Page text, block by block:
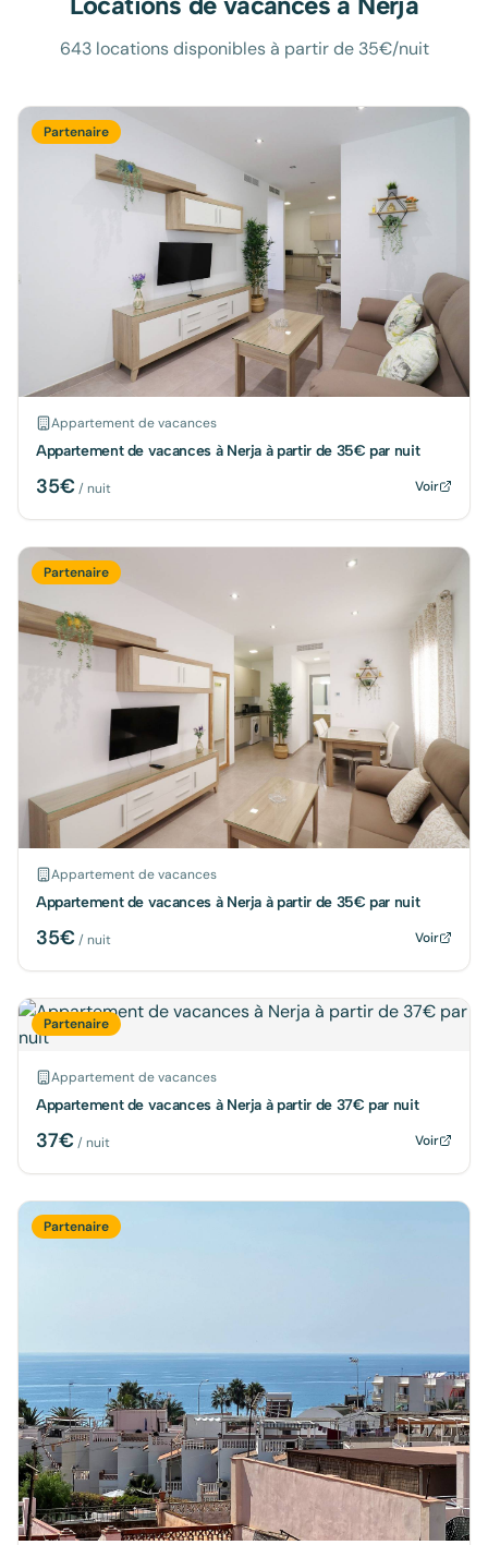
643 locations disponibles à partir de 35€/nuit
Partenaire
Appartement de vacances
Appartement de vacances à Nerja à partir de 35€ par nuit
35€/ nuit Voir
Partenaire
Appartement de vacances
Appartement de vacances à Nerja à partir de 35€ par nuit
35€/ nuit Voir
Partenaire
Appartement de vacances
Appartement de vacances à Nerja à partir de 37€ par nuit
37€/ nuit Voir
Partenaire